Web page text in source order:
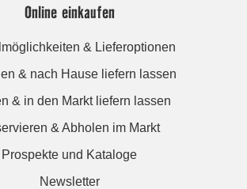
Online einkaufen
& Lieferoptionen
& nach Hause liefern lassen
& in den Markt liefern lassen
& Abholen im Markt
Prospekte und Kataloge
Newsletter